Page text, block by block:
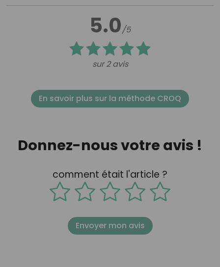
5.0/5
sur 2 avis
En savoir plus sur la méthode CROQ
Donnez-nous votre avis !
comment était l'article ?
Envoyer mon avis